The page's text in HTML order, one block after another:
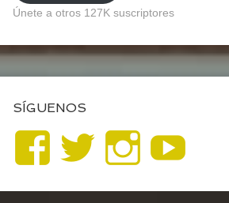
Únete a otros 127K suscriptores
SÍGUENOS
Ver
perfil
Ver
perfil
Ver
perfil